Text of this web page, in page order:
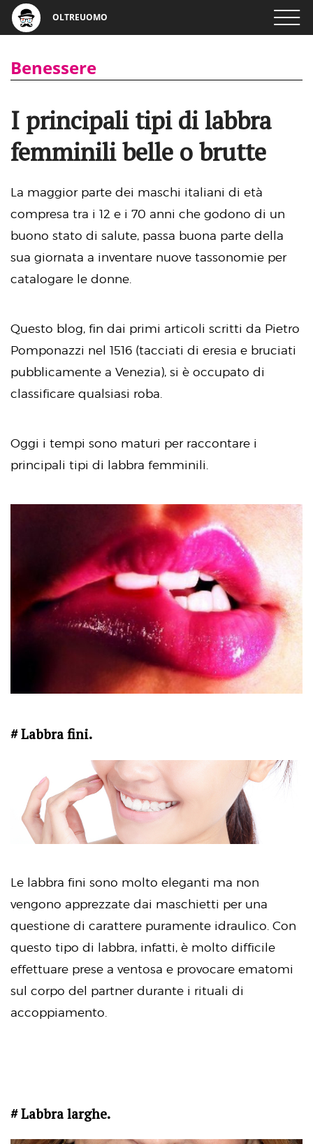
OLTREUOMO
Benessere
I principali tipi di labbra
femminili belle o brutte
La maggior parte dei maschi italiani di età
compresa tra i 12 e i 70 anni che godono di un
buono stato di salute, passa buona parte della
sua giornata a inventare nuove tassonomie per
catalogare le donne.
Questo blog, fin dai primi articoli scritti da Pietro
Pomponazzi nel 1516 (tacciati di eresia e bruciati
pubblicamente a Venezia), si è occupato di
classificare qualsiasi roba.
Oggi i tempi sono maturi per raccontare i
principali tipi di labbra femminili.
# Labbra fini.
Le labbra fini sono molto eleganti ma non
vengono apprezzate dai maschietti per una
questione di carattere puramente idraulico. Con
questo tipo di labbra, infatti, è molto difficile
effettuare prese a ventosa e provocare ematomi
sul corpo del partner durante i rituali di
accoppiamento.
# Labbra larghe.